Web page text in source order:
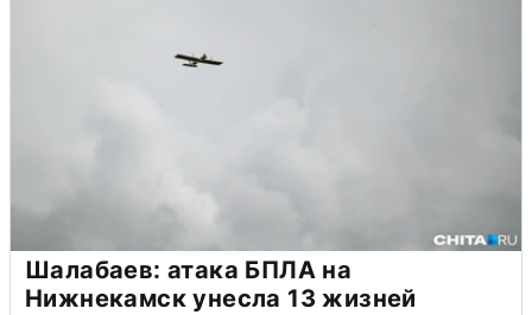
Шалабаев: атака БПЛА на
Нижнекамск унесла 13 жизней